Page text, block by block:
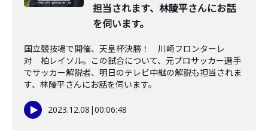
担当されます、林陵平さんにお話
を伺います。
国立競技場で開催、天皇杯決勝！ 川崎フロンターレ
対 柏レイソル。この試合について、元プロサッカー選手
でサッカー解説者、明日のテレビ中継の解説も担当されま
す、林陵平さんにお話を伺います。
2023.12.08 |00:06:48